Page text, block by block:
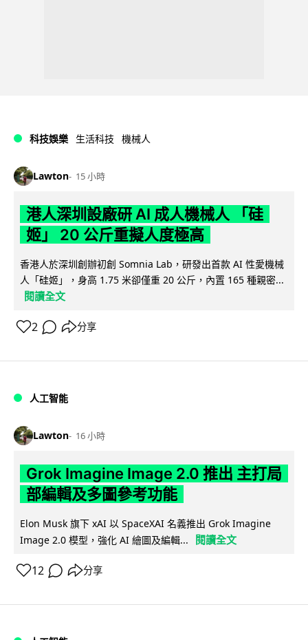
科技娛樂 生活科技 機械人
Lawton 15 小時
港人深圳設廠研 AI 成人機械人 「硅
姬」 20 公斤重擬人度極高
香港人於深圳創辦初創 Somnia Lab，研發出首款 AI 性愛機械
人「硅姬」，身高 1.75 米卻僅重 20 公斤，內置 165 種親密...
閱讀全文
2 分享
人工智能
Lawton 16 小時
Grok Imagine Image 2.0 推出 主打局
部編輯及多圖參考功能
Elon Musk 旗下 xAI 以 SpaceXAI 名義推出 Grok Imagine
Image 2.0 模型，強化 AI 繪圖及編輯...
閱讀全文
12 分享